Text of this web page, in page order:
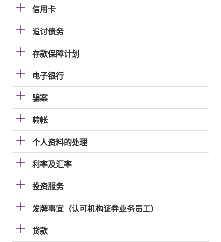
信用卡
追讨债务
存款保障计划
电子银行
骗案
转帐
个人资料的处理
利率及汇率
投资服务
发牌事宜（认可机构证券业务员工）
贷款